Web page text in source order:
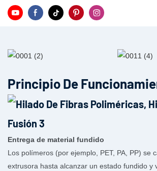
Principio De
Entrega de material fundido
Los polímeros (por ejemplo, PET, PA, PP) se
extrusora hasta alcanzar un estado fundido y